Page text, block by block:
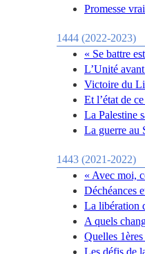
Promesse
1444 (2022-2023)
« Se battre
L’Unité
Victoire du
Et l’état de
La Palestine
La guerre au
1443 (2021-2022)
« Avec moi,
Déchéances
La libération
A quels
Quelles
Les défis de